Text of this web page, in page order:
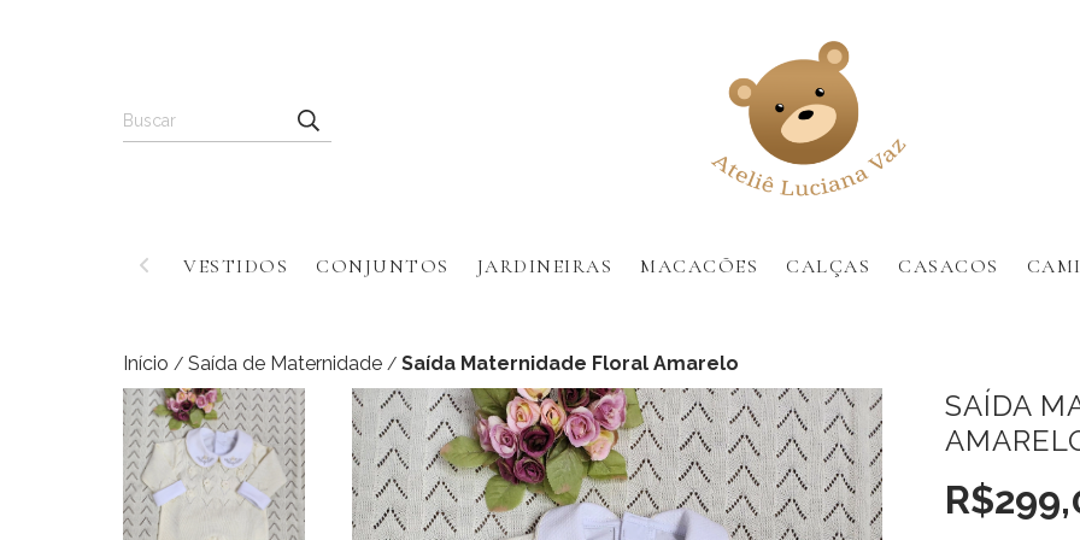
VESTIDOS CONJUNTOS JARDINEIRAS MACACÕES CALÇAS CASACOS
Início / Saída de Maternidade / Saída Maternidade Floral Amarelo
SAÍDA